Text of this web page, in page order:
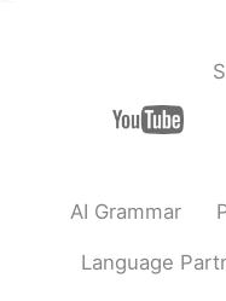
さいきん、
ぁ。でも。
素晴らしい
Andres アンド
AI Grammar
Language